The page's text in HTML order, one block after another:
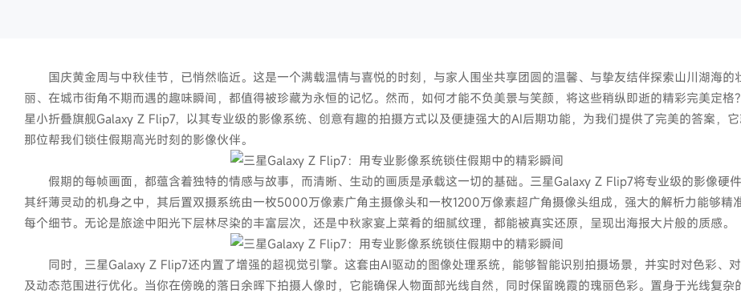
国庆黄金周与中秋佳节，已悄然临近。这是一个满载温情与喜悦的时刻，与家人围坐共享团圆的温馨、与挚友结伴探索山川湖海的
丽、在城市街角不期而遇的趣味瞬间，都值得被珍藏为永恒的记忆。然而，如何才能不负美景与笑颜，将这些稍纵即逝的精彩完美定格
星小折叠旗舰Galaxy Z Flip7，以其专业级的影像系统、创意有趣的拍摄方式以及便捷强大的AI后期功能，为我们提供了完美的答案，
那位帮我们锁住假期高光时刻的影像伙伴。
假期的每帧画面，都蕴含着独特的情感与故事，而清晰、生动的画质是承载这一切的基础。三星Galaxy Z Flip7将专业级的影像硬
其纤薄灵动的机身之中，其后置双摄系统由一枚5000万像素广角主摄像头和一枚1200万像素超广角摄像头组成，强大的解析力能够精
每个细节。无论是旅途中阳光下层林尽染的丰富层次，还是中秋家宴上菜肴的细腻纹理，都能被真实还原，呈现出海报大片般的质感。
同时，三星Galaxy Z Flip7还内置了增强的超视觉引擎。这套由AI驱动的图像处理系统，能够智能识别拍摄场景，并实时对色彩、
及动态范围进行优化。当你在傍晚的落日余晖下拍摄人像时，它能确保人物面部光线自然，同时保留晚霞的瑰丽色彩。置身于光线复杂